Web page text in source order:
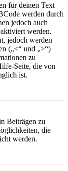
für deinen Text
werden durch
jedoch auch
werden.
jedoch werden
(„<“ und „>“)
zu
Seite, die von
ist.
Beiträgen zu
die
werden.